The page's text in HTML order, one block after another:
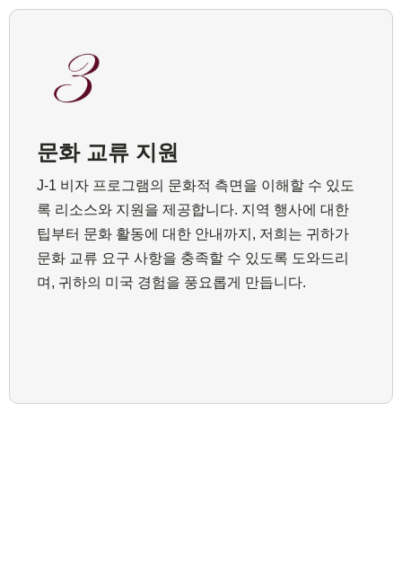
문화 교류 지원
J-1 비자 프로그램의 문화적 측면을 이해할 수 있도
록 리소스와 지원을 제공합니다. 지역 행사에 대한
팁부터 문화 활동에 대한 안내까지, 저희는 귀하가
문화 교류 요구 사항을 충족할 수 있도록 도와드리
며, 귀하의 미국 경험을 풍요롭게 만듭니다.